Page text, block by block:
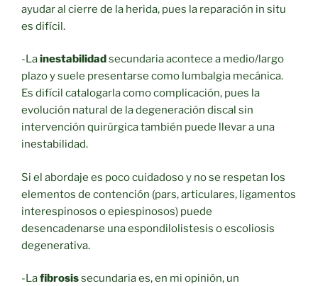
ayudar al cierre de la herida, pues la reparación in situ
es difícil.
-Lainestabilidadsecundaria acontece a medio/largo
plazo y suele presentarse como lumbalgia mecánica.
Es difícil catalogarla como complicación, pues la
evolución natural de la degeneración discal sin
intervención quirúrgica también puede llevar a una
inestabilidad.
Si el abordaje es poco cuidadoso y no se respetan los
elementos de contención (pars, articulares, ligamentos
interespinosos o epiespinosos) puede
desencadenarse una espondilolistesis o escoliosis
degenerativa.
-Lafibrosissecundaria es, en mi opinión, un